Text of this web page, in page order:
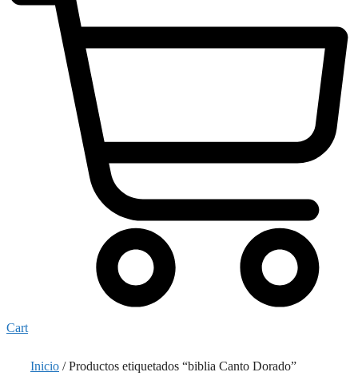
Cart
Inicio / Productos etiquetados “biblia Canto Dorado”